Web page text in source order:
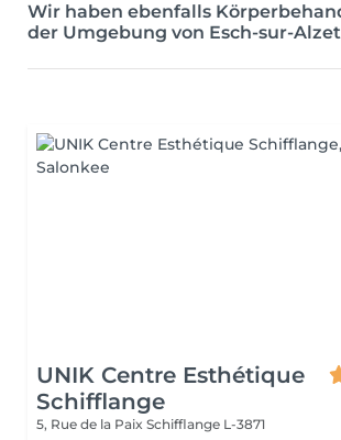
Wir haben ebenfalls
der Umgebung von Esch-sur-
UNIK Centre Esthétique
Schifflange
5, Rue de la Paix Schifflange L-3871